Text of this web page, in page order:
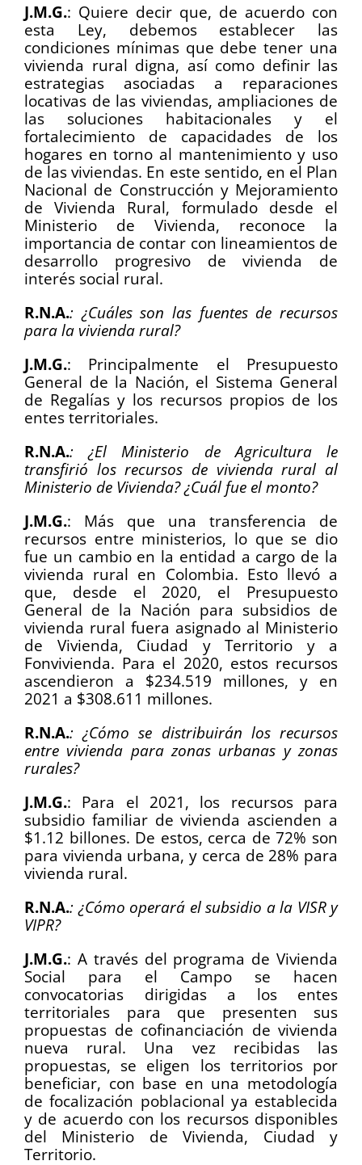
J.M.G.: Quiere decir que, de acuerdo con
esta Ley, debemos establecer las
condiciones mínimas que debe tener una
vivienda rural digna, así como definir las
estrategias asociadas a reparaciones
locativas de las viviendas, ampliaciones de
las soluciones habitacionales y el
fortalecimiento de capacidades de los
hogares en torno al mantenimiento y uso
de las viviendas. En este sentido, en el Plan
Nacional de Construcción y Mejoramiento
de Vivienda Rural, formulado desde el
Ministerio de Vivienda, reconoce la
importancia de contar con lineamientos de
desarrollo progresivo de vivienda de
interés social rural.
R.N.A.: ¿Cuáles son las fuentes de recursos
para la vivienda rural?
J.M.G.: Principalmente el Presupuesto
General de la Nación, el Sistema General
de Regalías y los recursos propios de los
entes territoriales.
R.N.A.: ¿El Ministerio de Agricultura le
transfirió los recursos de vivienda rural al
Ministerio de Vivienda? ¿Cuál fue el monto?
J.M.G.: Más que una transferencia de
recursos entre ministerios, lo que se dio
fue un cambio en la entidad a cargo de la
vivienda rural en Colombia. Esto llevó a
que, desde el 2020, el Presupuesto
General de la Nación para subsidios de
vivienda rural fuera asignado al Ministerio
de Vivienda, Ciudad y Territorio y a
Fonvivienda. Para el 2020, estos recursos
ascendieron a $234.519 millones, y en
2021 a $308.611 millones.
R.N.A.: ¿Cómo se distribuirán los recursos
entre vivienda para zonas urbanas y zonas
rurales?
J.M.G.: Para el 2021, los recursos para
subsidio familiar de vivienda ascienden a
$1.12 billones. De estos, cerca de 72% son
para vivienda urbana, y cerca de 28% para
vivienda rural.
R.N.A.: ¿Cómo operará el subsidio a la VISR y
VIPR?
J.M.G.: A través del programa de Vivienda
Social para el Campo se hacen
convocatorias dirigidas a los entes
territoriales para que presenten sus
propuestas de cofinanciación de vivienda
nueva rural. Una vez recibidas las
propuestas, se eligen los territorios por
beneficiar, con base en una metodología
de focalización poblacional ya establecida
y de acuerdo con los recursos disponibles
del Ministerio de Vivienda, Ciudad y
Territorio.